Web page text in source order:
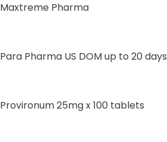
Maxtreme Pharma
Para Pharma US DOM up to 20 days
Provironum 25mg x 100 tablets